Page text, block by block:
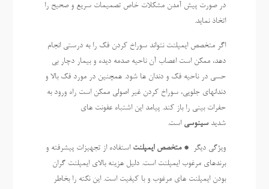
در صورت پیش آمدن مشکلات خاص تصمیمات سریع و صحیح را
اتخاذ نماید.
اگر متخصص ایمپلنت نتواند سوراخ کردن فک را به درستی انجام
دهد، ممکن است اعصاب آن ناحیه صدمه دیده و بیمار دچار بی
حسی در ناحیه فک و دندان ها شود. همچنین در مورد فک بالا و
دندانهای جلویی، سوراخ کردن غیر اصولی ممکن است راه ورود به
حفرات بینی را باز کند. پیامد این اشتباه عفونت های
شدیدسینوسی است.
ویژگی دیگر* متخصص ایمپلنت استفاده از تجهیزات پیشرفته و
برندهای مرغوب ایمپلنت است. دلیل هزینه بالای ایمپلنت گران
بودن ایمپلنت های مرغوب و با کیفیت است. این نکته را بخاطر